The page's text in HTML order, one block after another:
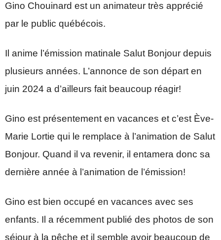
Gino Chouinard est un animateur très apprécié
par le public québécois.
Il anime l’émission matinale Salut Bonjour depuis
plusieurs années. L’annonce de son départ en
juin 2024 a d’ailleurs fait beaucoup réagir!
Gino est présentement en vacances et c’est Ève-
Marie Lortie qui le remplace à l’animation de Salut
Bonjour. Quand il va revenir, il entamera donc sa
dernière année à l’animation de l’émission!
Gino est bien occupé en vacances avec ses
enfants. Il a récemment publié des photos de son
séjour à la pêche et il semble avoir beaucoup de